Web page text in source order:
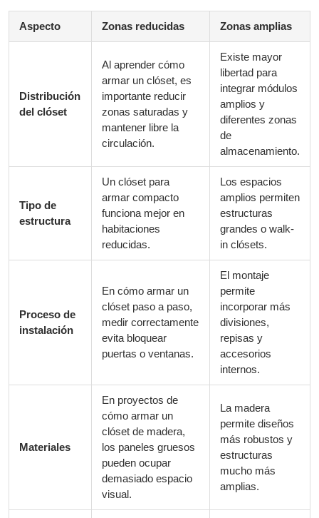
Aspecto Zonas reducidas Zonas amplias
Distribución
del clóset
Al aprender cómo
armar un clóset, es
importante reducir
zonas saturadas y
mantener libre la
circulación.
Existe mayor
libertad para
integrar módulos
amplios y
diferentes zonas
de
almacenamiento.
Tipo de
estructura
Un clóset para
armar compacto
funciona mejor en
habitaciones
reducidas.
Los espacios
amplios permiten
estructuras
grandes o walk-
in clósets.
Proceso de
instalación
En cómo armar un
clóset paso a paso,
medir correctamente
evita bloquear
puertas o ventanas.
El montaje
permite
incorporar más
divisiones,
repisas y
accesorios
internos.
Materiales
En proyectos de
cómo armar un
clóset de madera,
los paneles gruesos
pueden ocupar
demasiado espacio
visual.
La madera
permite diseños
más robustos y
estructuras
mucho más
amplias.